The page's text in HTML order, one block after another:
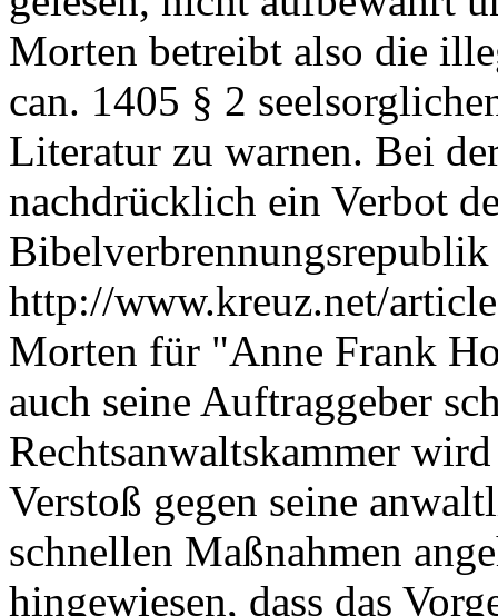
Morten betreibt also die
can. 1405 § 2
Literatur zu warnen. Bei
nachdrücklich ein Verbot
http://www.kreuz.net/
Morten für "Anne Frank
auch seine Auftraggeber
Rechtsanwaltskammer
Verstoß gegen seine
schnellen Maßnahmen
hingewiesen, dass das